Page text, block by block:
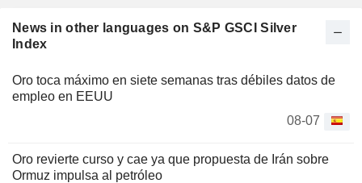
News in other languages on S&P GSCI Silver
Index
Oro toca máximo en siete semanas tras débiles datos de
empleo en EEUU
08-07
Oro revierte curso y cae ya que propuesta de Irán sobre
Ormuz impulsa al petróleo